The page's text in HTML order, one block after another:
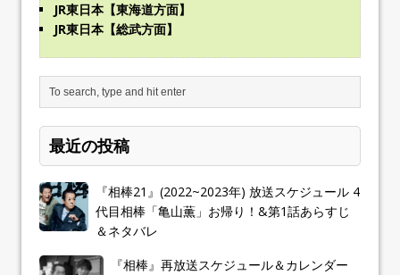
JR東日本【東海道方面】
JR東日本【総武方面】
最近の投稿
『相棒21』(2022~2023年) 放送スケジュール 4
代目相棒「亀山薫」お帰り！&第1話あらすじ
＆ネタバレ
『相棒』再放送スケジュール＆カレンダー